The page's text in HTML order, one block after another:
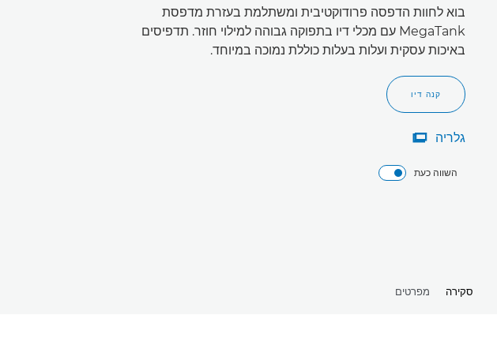
בוא לחוות הדפסה פרודוקטיבית ומשתלמת בעזרת מדפסת
MegaTank עם מכלי דיו בתפוקה גבוהה למילוי חוזר. תדפיסים
באיכות עסקית ועלות בעלות כוללת נמוכה במיוחד.
קנה דיו
גלריה
גלריה

השווה כעת
סקירה מפרטים